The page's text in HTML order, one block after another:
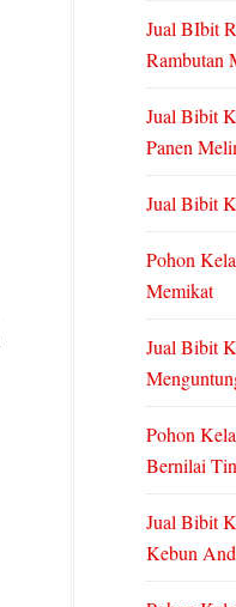
Jual BIbit
Rambutan
Jual Bibit
Panen
Jual Bibit
Pohon
Memikat
Jual Bibit
Pohon
Bernilai
Jual Bibit
Kebun